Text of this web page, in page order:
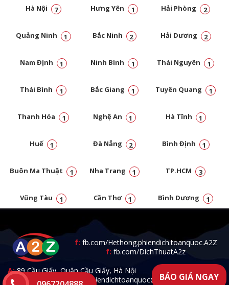
Hà Nội 7 Hưng Yên 1 Hải Phòng 2
Quảng Ninh 1 Bắc Ninh 2 Hải Dương 2
Nam Định 1 Ninh Bình 1 Thái Nguyên 1
Thái Bình 1 Bắc Giang 1 Tuyên Quang 1
Thanh Hóa 1 Nghệ An 1 Hà Tĩnh 1
Huế 1 Đà Nẵng 2 Bình Định 1
Buôn Ma Thuật 1 Nha Trang 1 TP.HCM 3
Vũng Tàu 1 Cần Thơ 1 Bình Dương 1
f: fb.com/Hethong.phiendich.toanquoc.A2Z
f: fb.com/DichThuatA2z
A:89 Cầu Giấy, Quận Cầu Giấy, Hà Nội
T: 0967.204.888 -E:a2zphiendichtoanquoc@gmail.com
BÁO GIÁ NGAY